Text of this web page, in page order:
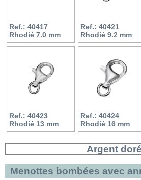
Ref.: 40417
Rhodié 7.0 mm
Ref.: 40421
Rhodié 9.2 mm
Ref.: 40423
Rhodié 13 mm
Ref.: 40424
Rhodié 16 mm
Argent doré
Menottes bombées avec